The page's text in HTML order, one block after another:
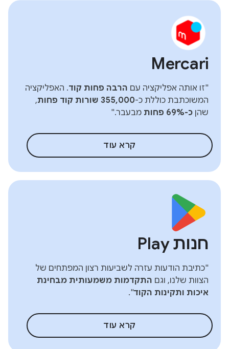
Mercari
"זו אותה אפליקציה עם הרבה פחות קוד. האפליקציה
המשוכתבת כוללת כ-355,000 שורות קוד פחות
,
שהן כ-69% פחות מבעבר."
קרא עוד
חנות Play
"כתיבת הודעות עזרה לשביעות רצון המפתחים של
הצוות שלנו, וגם התקדמות משמעותית מבחינת
איכות ותקינות הקוד".
קרא עוד